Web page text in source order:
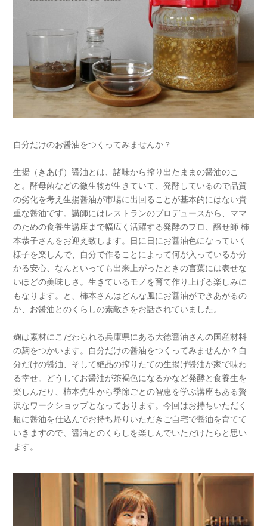
自分だけのお醤油をつくってみませんか？
生揚（きあげ）醤油とは、諸味から搾り出たままの醤油のこ
と。酵母菌などの微生物が生きていて、発酵しているので品質
の劣化を考え生揚醤油が市場に出回ることが基本的にはない貴
重な醤油です。講師にはレストランのプロデュースから、ママ
のための食養生講座まで幅広く活躍する発酵のプロ、醸せ師 柿
本恭子さんをお迎え致します。日に日にお醤油色になっていく
様子を楽しんで、自分で作ることによって何が入っているか分
かる安心、なんといっても出来上がったときの言葉には表せな
いほどの美味しさ。生きているモノを育て作り上げる楽しみに
もなります。と、柿本さんはどんな風にお醤油ができあがるの
か、お醤油とのくらしの素敵さをお話されていました。
麹は素材にこだわられる兵庫県にある大徳醤油さんの国産材料
の麹をつかいます。自分だけの醤油をつくってみませんか？自
分だけの醤油、そして絶品の搾りたての生揚げ醤油が家で味わ
る幸せ。どうしてお醤油が茶褐色になるかなど発酵と食養生を
楽しんだり、柿本先生から季節ごとの智恵を学ぶ講座もある贅
沢なワークショップとなっております。今回はお持ちいただく
瓶に醤油を仕込んでお持ち帰りいただきご自宅で醤油を育てて
いきますので、醤油とのくらしを楽しんでいただけたらと思い
ます。